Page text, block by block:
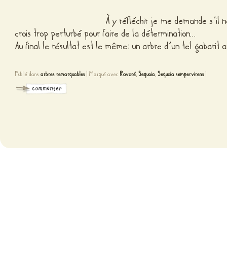
À y réfléchir je me demande s’il ne
crois trop perturbé pour faire de la détermination…
Au final le résultat est le même: un arbre d’un tel gabarit
Publié dans arbres remarquables Marqué avec Rovoré,Sequoia,Sequoia sempervirens